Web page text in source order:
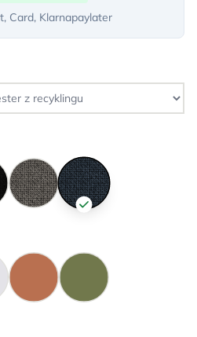
Card, Klarnapaylater